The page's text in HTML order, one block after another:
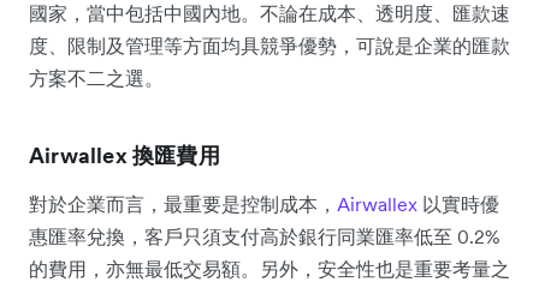
國家，當中包括中國內地。不論在成本、透明度、匯款速
度、限制及管理等方面均具競爭優勢，可說是企業的匯款
方案不二之選。
Airwallex 換匯費用
對於企業而言，最重要是控制成本， Airwallex 以實時優
惠匯率兌換，客戶只須支付高於銀行同業匯率低至 0.2%
的費用，亦無最低交易額。另外，安全性也是重要考量之